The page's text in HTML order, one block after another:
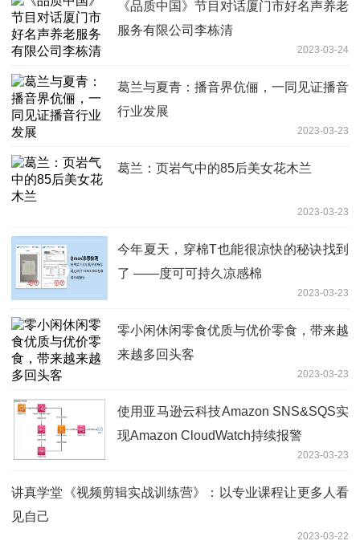
《品质中国》节目对话厦门市好名声养老
服务有限公司李栋清
2023-03-24
葛兰与夏青：播音界伉俪，一同见证播音
行业发展
2023-03-23
葛兰：页岩气中的85后美女花木兰
2023-03-23
今年夏天，穿棉T也能很凉快的秘诀找到
了 ——度可可持久凉感棉
2023-03-23
零小闲休闲零食优质与优价零食，带来越
来越多回头客
2023-03-23
使用亚马逊云科技Amazon SNS&SQS实
现Amazon CloudWatch持续报警
2023-03-23
讲真学堂《视频剪辑实战训练营》：以专业课程让更多人看
见自己
2023-03-22